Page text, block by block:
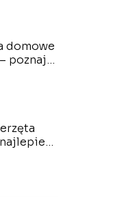
domowe
poznaj